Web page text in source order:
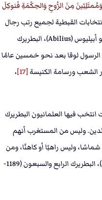
مِنَ الرُّوحِ وَالحِكْمَةِ فَنوكِلَ
القبطية لجميع رتب رجال
الدين عبر التاريخ، وأقدم مثال على ذلك هو أبيليوس (Abilius)، البطريرك
رُسمه الرسول لوقا بعد نحو خمسين عامًا
الشعب ورسامة الكنيسة[17]
،
فيها العلمانيون البطريرك
وليس من المستغرب أنهم
وليس راهبًا أو كاهنًا، ومن
الأمثلة على ذلك يوأنس السادس (John VI)، البطريرك الرابع والسبعون (1189-